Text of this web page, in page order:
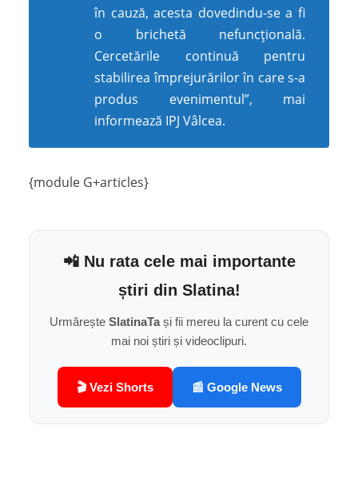
în cauză, acesta dovedindu-se a fi
o brichetă nefuncţională.
Cercetările continuă pentru
stabilirea împrejurărilor în care s-a
produs evenimentul”, mai
informează IPJ Vâlcea.
{module G+articles}
📲 Nu rata cele mai importante
știri din Slatina!
Urmărește SlatinaTași fii mereu la curent cu cele
mai noi știri și videoclipuri.
🎬 Vezi Shorts 📰 Google News